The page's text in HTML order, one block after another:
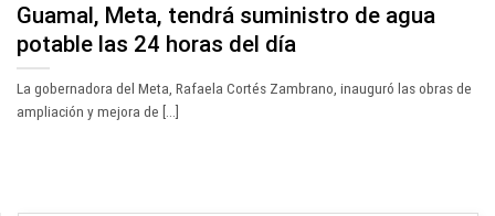
Guamal, Meta, tendrá suministro de agua
potable las 24 horas del día
La gobernadora del Meta, Rafaela Cortés Zambrano, inauguró las obras de
ampliación y mejora de [...]